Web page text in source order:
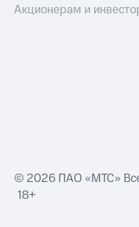
Акционерам и
© 2026 ПАО «МТС»
18+